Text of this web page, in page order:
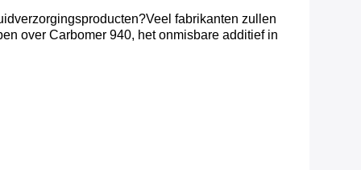
fabrikanten zullen
over Carbomer 940, het onmisbare additief in